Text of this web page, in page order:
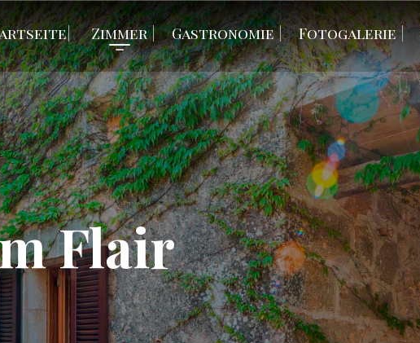
Zimmer Gastronomie Fotogalerie
Flair